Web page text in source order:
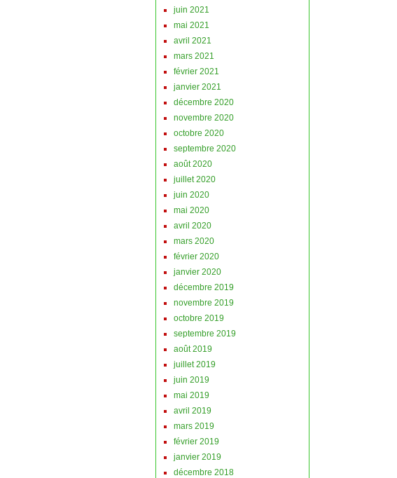
juin 2021
mai 2021
avril 2021
mars 2021
février 2021
janvier 2021
décembre 2020
novembre 2020
octobre 2020
septembre 2020
août 2020
juillet 2020
juin 2020
mai 2020
avril 2020
mars 2020
février 2020
janvier 2020
décembre 2019
novembre 2019
octobre 2019
septembre 2019
août 2019
juillet 2019
juin 2019
mai 2019
avril 2019
mars 2019
février 2019
janvier 2019
décembre 2018